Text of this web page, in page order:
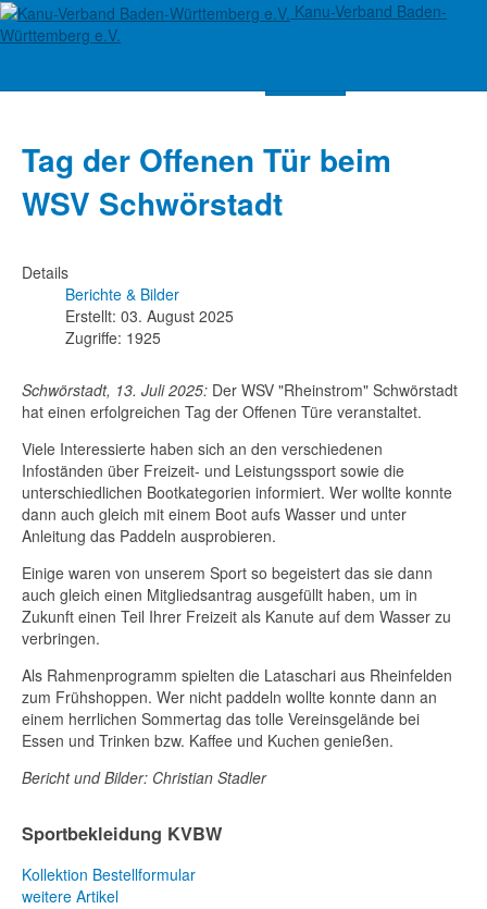
Kanu-Verband Baden-
Württemberg e.V.
Tag der Offenen Tür beim
WSV Schwörstadt
Details
Berichte & Bilder
Erstellt: 03. August 2025
Zugriffe: 1925
Schwörstadt, 13. Juli 2025: Der WSV "Rheinstrom" Schwörstadt
hat einen erfolgreichen Tag der Offenen Türe veranstaltet.
Viele Interessierte haben sich an den verschiedenen
Infoständen über Freizeit- und Leistungssport sowie die
unterschiedlichen Bootkategorien informiert. Wer wollte konnte
dann auch gleich mit einem Boot aufs Wasser und unter
Anleitung das Paddeln ausprobieren.
Einige waren von unserem Sport so begeistert das sie dann
auch gleich einen Mitgliedsantrag ausgefüllt haben, um in
Zukunft einen Teil Ihrer Freizeit als Kanute auf dem Wasser zu
verbringen.
Als Rahmenprogramm spielten die Lataschari aus Rheinfelden
zum Frühshoppen. Wer nicht paddeln wollte konnte dann an
einem herrlichen Sommertag das tolle Vereinsgelände bei
Essen und Trinken bzw. Kaffee und Kuchen genießen.
Bericht und Bilder: Christian Stadler
Sportbekleidung KVBW
Kollektion Bestellformular
weitere Artikel